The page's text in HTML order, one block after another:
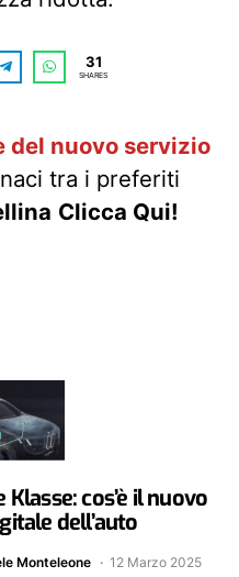
31
SHARES
del nuovo servizio
tra i preferiti
Clicca Qui!
cos’è il nuovo
dell’auto
Monteleone 12 Marzo 2025